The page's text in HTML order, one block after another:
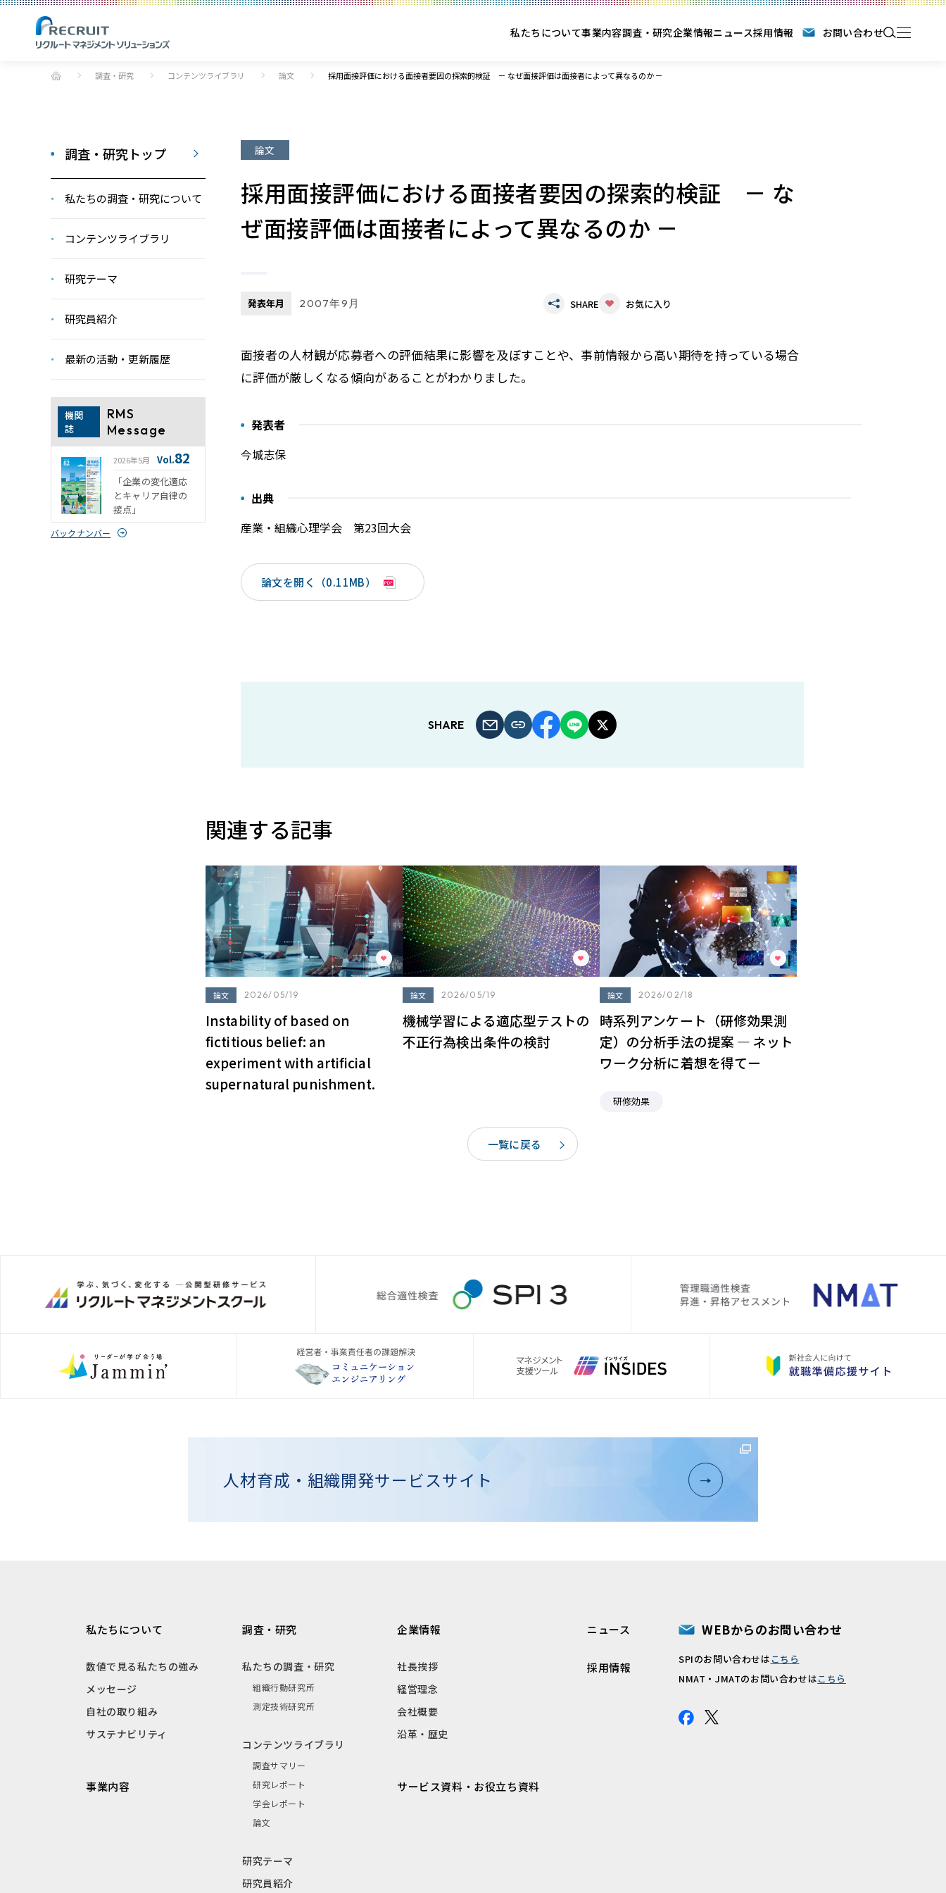
私たちについて事業内容調査・研究企業情報ニュース採用情報 お問い合わせ
調査・研究 コンテンツライブラリ 論文 採用面接評価における面接者要因の探索的検証 － なぜ面接評価は面接者によって異なるのか －
調査・研究トップ
私たちの調査・研究について
コンテンツライブラリ
研究テーマ
研究員紹介
最新の活動・更新履歴
機関
誌
RMS
Message
「企業の変化適応
とキャリア自律の
接点」
2026年5月 Vol.82
バックナンバー
論文
採用面接評価における面接者要因の探索的検証 － な
ぜ面接評価は面接者によって異なるのか －
発表年月 2007年9月 SHARE お気に入り
面接者の人材観が応募者への評価結果に影響を及ぼすことや、事前情報から高い期待を持っている場合
に評価が厳しくなる傾向があることがわかりました。
発表者
今城志保
出典
産業・組織心理学会 第23回大会
論文を開く（0.11MB）
SHARE
関連する記事
論文 2026/05/19
Instability of based on
fictitious belief: an
experiment with artificial
supernatural punishment.
論文 2026/05/19
機械学習による適応型テストの
不正行為検出条件の検討
論文 2026/02/18
時系列アンケート（研修効果測
定）の分析⼿法の提案 ― ネット
ワーク分析に着想を得てー
研修効果
一覧に戻る
人材育成・組織開発サービスサイト
私たちについて
数値で見る私たちの強み
メッセージ
自社の取り組み
サステナビリティ
事業内容
調査・研究
私たちの調査・研究
組織行動研究所
測定技術研究所
コンテンツライブラリ
調査サマリー
研究レポート
学会レポート
論文
研究テーマ
研究員紹介
企業情報
社長挨拶
経営理念
会社概要
沿革・歴史
サービス資料・お役立ち資料
ニュース
採用情報
WEBからのお問い合わせ
SPIのお問い合わせは こちら
NMAT・JMATのお問い合わせはこちら